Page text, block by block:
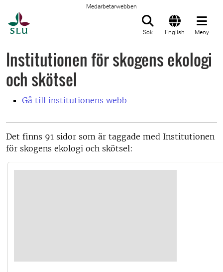
Medarbetarwebben
Sök English Meny
Institutionen för skogens ekologi
och skötsel
Gå till institutionens webb
Det finns 91 sidor som är taggade med Institutionen
för skogens ekologi och skötsel: